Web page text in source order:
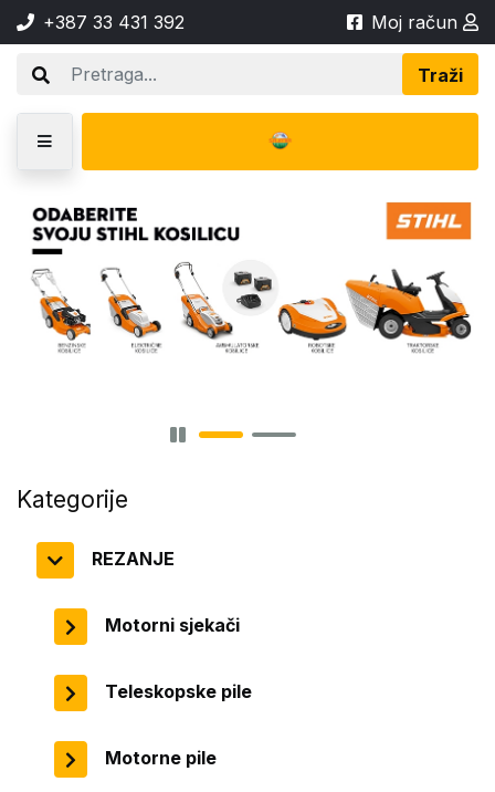
+387 33 431 392 Moj račun
Traži
Kategorije
REZANJE
Motorni sjekači
Teleskopske pile
Motorne pile